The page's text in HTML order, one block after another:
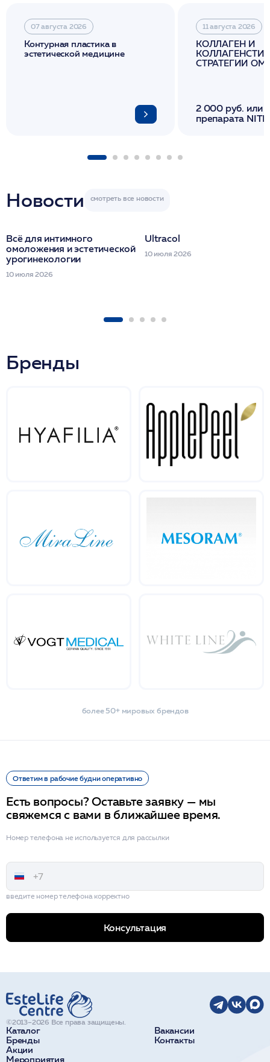
07 августа 2026
Контурная пластика в
эстетической медицине
11 августа 2026
КОЛЛАГЕН И
СТРАТЕГИИ
2 000 руб. или
препарата
Новости
Всё для интимного
омоложения и эстетической
урогинекологии
10 июля 2026
Ultracol
10 июля 2026
Бренды
более 50+ мировых брендов
Ответим в рабочие будни оперативно
Есть вопросы? Оставьте заявку — мы
свяжемся с вами в ближайшее время.
Номер телефона не используется для рассылки
введите номер телефона корректно
Консультация
Каталог
Бренды
Акции
Мероприятия
Вакансии
Контакты
©2013–2026 Все права защищены.